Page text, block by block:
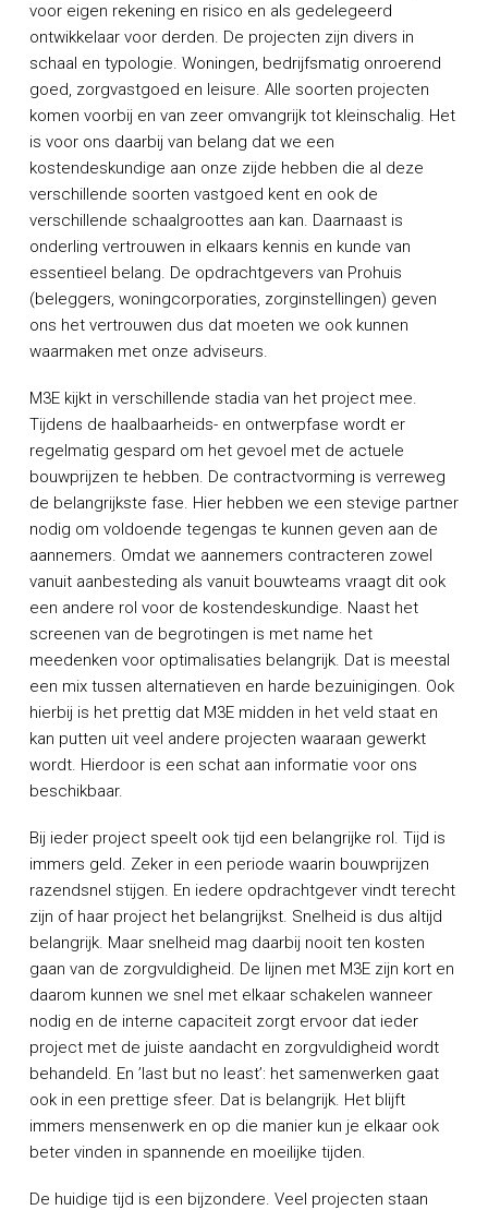
voor eigen rekening en risico en als gedelegeerd
ontwikkelaar voor derden. De projecten zijn divers in
schaal en typologie. Woningen, bedrijfsmatig onroerend
goed, zorgvastgoed en leisure. Alle soorten projecten
komen voorbij en van zeer omvangrijk tot kleinschalig. Het
is voor ons daarbij van belang dat we een
kostendeskundige aan onze zijde hebben die al deze
verschillende soorten vastgoed kent en ook de
verschillende schaalgroottes aan kan. Daarnaast is
onderling vertrouwen in elkaars kennis en kunde van
essentieel belang. De opdrachtgevers van Prohuis
(beleggers, woningcorporaties, zorginstellingen) geven
ons het vertrouwen dus dat moeten we ook kunnen
waarmaken met onze adviseurs.
M3E kijkt in verschillende stadia van het project mee.
Tijdens de haalbaarheids- en ontwerpfase wordt er
regelmatig gespard om het gevoel met de actuele
bouwprijzen te hebben. De contractvorming is verreweg
de belangrijkste fase. Hier hebben we een stevige partner
nodig om voldoende tegengas te kunnen geven aan de
aannemers. Omdat we aannemers contracteren zowel
vanuit aanbesteding als vanuit bouwteams vraagt dit ook
een andere rol voor de kostendeskundige. Naast het
screenen van de begrotingen is met name het
meedenken voor optimalisaties belangrijk. Dat is meestal
een mix tussen alternatieven en harde bezuinigingen. Ook
hierbij is het prettig dat M3E midden in het veld staat en
kan putten uit veel andere projecten waaraan gewerkt
wordt. Hierdoor is een schat aan informatie voor ons
beschikbaar.
Bij ieder project speelt ook tijd een belangrijke rol. Tijd is
immers geld. Zeker in een periode waarin bouwprijzen
razendsnel stijgen. En iedere opdrachtgever vindt terecht
zijn of haar project het belangrijkst. Snelheid is dus altijd
belangrijk. Maar snelheid mag daarbij nooit ten kosten
gaan van de zorgvuldigheid. De lijnen met M3E zijn kort en
daarom kunnen we snel met elkaar schakelen wanneer
nodig en de interne capaciteit zorgt ervoor dat ieder
project met de juiste aandacht en zorgvuldigheid wordt
behandeld. En ’last but no least’: het samenwerken gaat
ook in een prettige sfeer. Dat is belangrijk. Het blijft
immers mensenwerk en op die manier kun je elkaar ook
beter vinden in spannende en moeilijke tijden.
De huidige tijd is een bijzondere. Veel projecten staan